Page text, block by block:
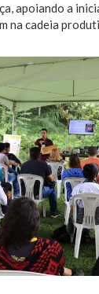
apoiando a
na cadeia